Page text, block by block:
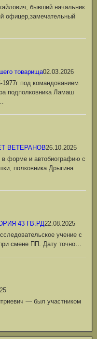
бывший начальник
офицер,замечательный
товарища02.03.2026
под командованием
подполковника Ламаш
ВЕТЕРАНОВ26.10.2025
форме и автобиографию с
полковника Дрыгина
43 ГВ.РД22.08.2025
учение с
смене ПП. Дату точно…
— был участником